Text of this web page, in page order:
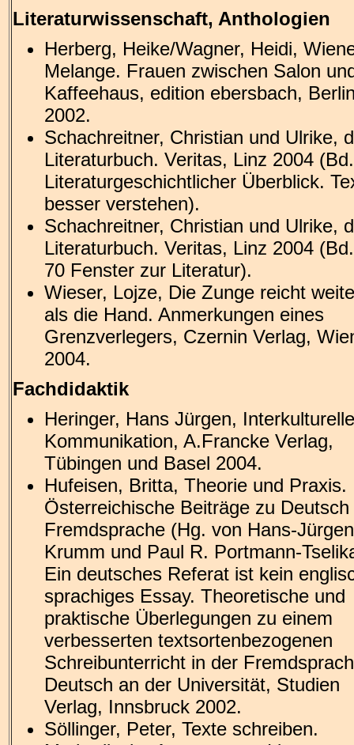
Literaturwissenschaft, Anthologien
Herberg, Heike/Wagner, Heidi,
Melange. Frauen zwischen Salon
Kaffeehaus, edition ebersbach,
2002.
Schachreitner, Christian und Ulrike,
Literaturbuch. Veritas, Linz 2004
Literaturgeschichtlicher Überblick.
besser verstehen).
Schachreitner, Christian und Ulrike,
Literaturbuch. Veritas, Linz 2004
70 Fenster zur Literatur).
Wieser, Lojze, Die Zunge reicht
als die Hand. Anmerkungen eines
Grenzverlegers, Czernin Verlag,
2004.
Fachdidaktik
Heringer, Hans Jürgen, Interkulturelle
Kommunikation, A.Francke Verlag,
Tübingen und Basel 2004.
Hufeisen, Britta, Theorie und Praxis.
Österreichische Beiträge zu Deutsch
Fremdsprache (Hg. von Hans-Jürgen
Krumm und Paul R. Portmann-
Ein deutsches Referat ist kein
sprachiges Essay. Theoretische und
praktische Überlegungen zu einem
verbesserten textsortenbezogenen
Schreibunterricht in der
Deutsch an der Universität, Studien
Verlag, Innsbruck 2002.
Söllinger, Peter, Texte schreiben.